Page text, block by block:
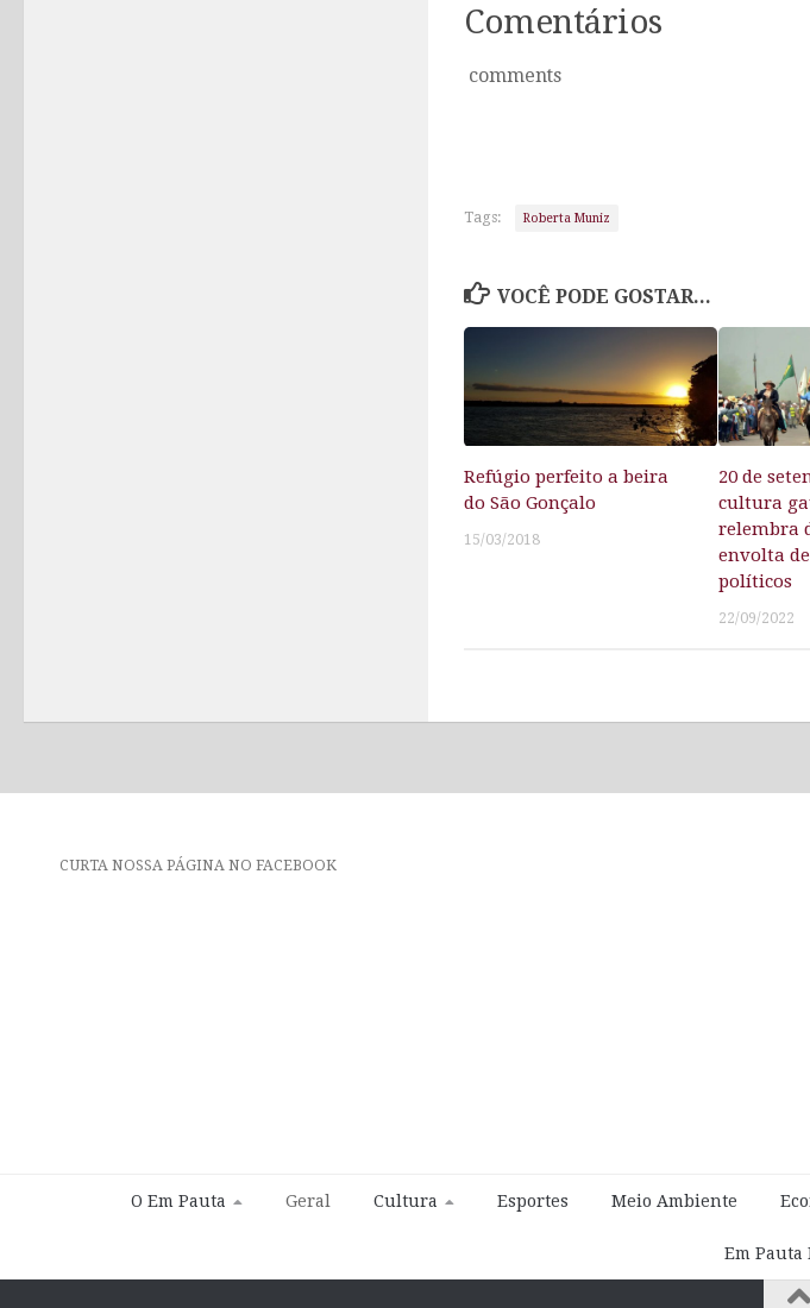
Comentários
comments
Tags: Roberta Muniz
VOCÊ PODE GOSTAR...
Refúgio perfeito a beira
do São Gonçalo
15/03/2018
20 de
cultura
relembra
envolta
políticos
22/09/2022
CURTA NOSSA PÁGINA NO FACEBOOK
O Em Pauta Geral Cultura Esportes Meio Ambiente
Em Pauta